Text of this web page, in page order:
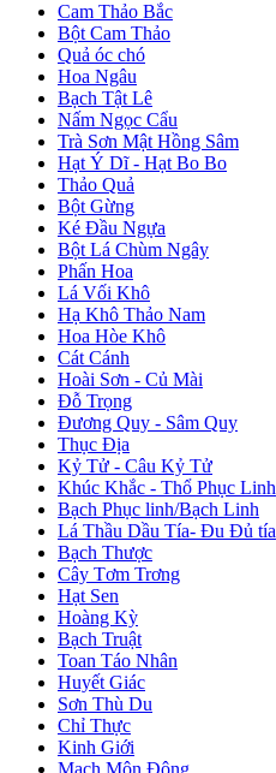
Cam Thảo Bắc
Bột Cam Thảo
Quả óc chó
Hoa Ngâu
Bạch Tật Lê
Nấm Ngọc Cẩu
Trà Sơn Mật Hồng Sâm
Hạt Ý Dĩ - Hạt Bo Bo
Thảo Quả
Bột Gừng
Ké Đầu Ngựa
Bột Lá Chùm Ngây
Phấn Hoa
Lá Vối Khô
Hạ Khô Thảo Nam
Hoa Hòe Khô
Cát Cánh
Hoài Sơn - Củ Mài
Đỗ Trọng
Đương Quy - Sâm Quy
Thục Địa
Kỷ Tử - Câu Kỷ Tử
Khúc Khắc - Thổ Phục Linh
Bạch Phục linh/Bạch Linh
Lá Thầu Dầu Tía- Đu Đủ tía
Bạch Thược
Cây Tơm Trơng
Hạt Sen
Hoàng Kỳ
Bạch Truật
Toan Táo Nhân
Huyết Giác
Sơn Thù Du
Chỉ Thực
Kinh Giới
Mạch Môn Đông